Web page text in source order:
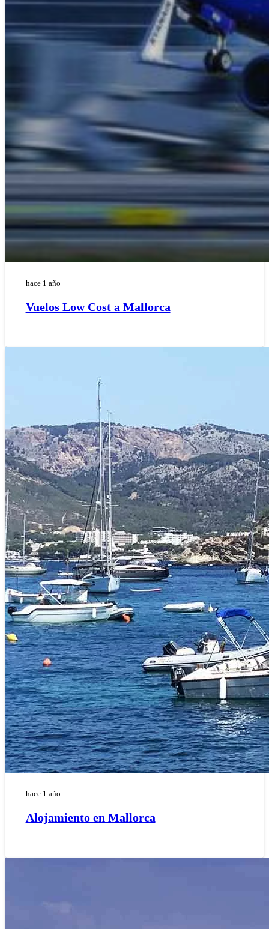
hace 1 año
Vuelos Low Cost a Mallorca
hace 1 año
Alojamiento en Mallorca